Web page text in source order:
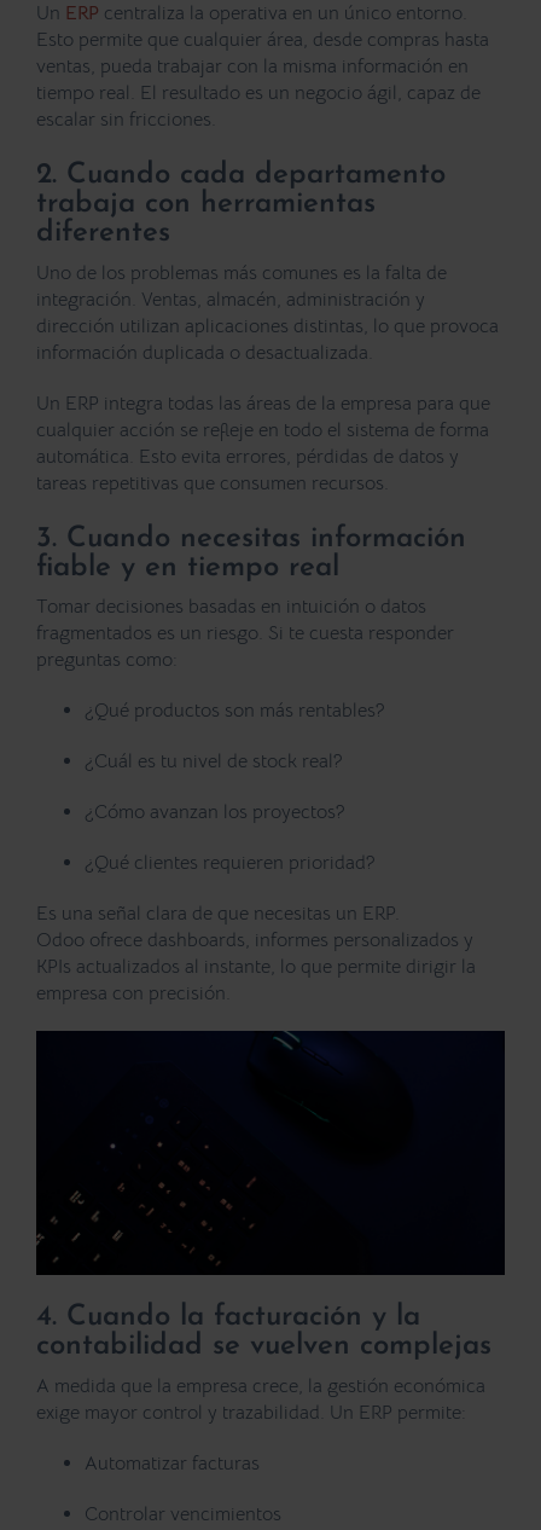
Un ERP centraliza la operativa en un único entorno.
Esto permite que cualquier área, desde compras hasta
ventas, pueda trabajar con la misma información en
tiempo real. El resultado es un negocio ágil, capaz de
escalar sin fricciones.
2. Cuando cada departamento
trabaja con herramientas
diferentes
Uno de los problemas más comunes es la falta de
integración. Ventas, almacén, administración y
dirección utilizan aplicaciones distintas, lo que provoca
información duplicada o desactualizada.
Un ERP integra todas las áreas de la empresa para que
cualquier acción se refleje en todo el sistema de forma
automática. Esto evita errores, pérdidas de datos y
tareas repetitivas que consumen recursos.
3. Cuando necesitas información
fiable y en tiempo real
Tomar decisiones basadas en intuición o datos
fragmentados es un riesgo. Si te cuesta responder
preguntas como:
¿Qué productos son más rentables?
¿Cuál es tu nivel de stock real?
¿Cómo avanzan los proyectos?
¿Qué clientes requieren prioridad?
Es una señal clara de que necesitas un ERP.
Odoo ofrece dashboards, informes personalizados y
KPIs actualizados al instante, lo que permite dirigir la
empresa con precisión.
4. Cuando la facturación y la
contabilidad se vuelven complejas
A medida que la empresa crece, la gestión económica
exige mayor control y trazabilidad. Un ERP permite:
Automatizar facturas
Controlar vencimientos